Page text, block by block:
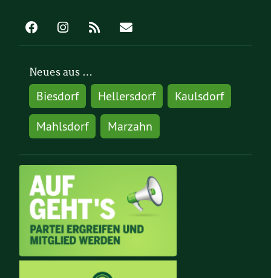
Neues aus …
Biesdorf Hellersdorf
Kaulsdorf
Mahlsdorf
Marzahn